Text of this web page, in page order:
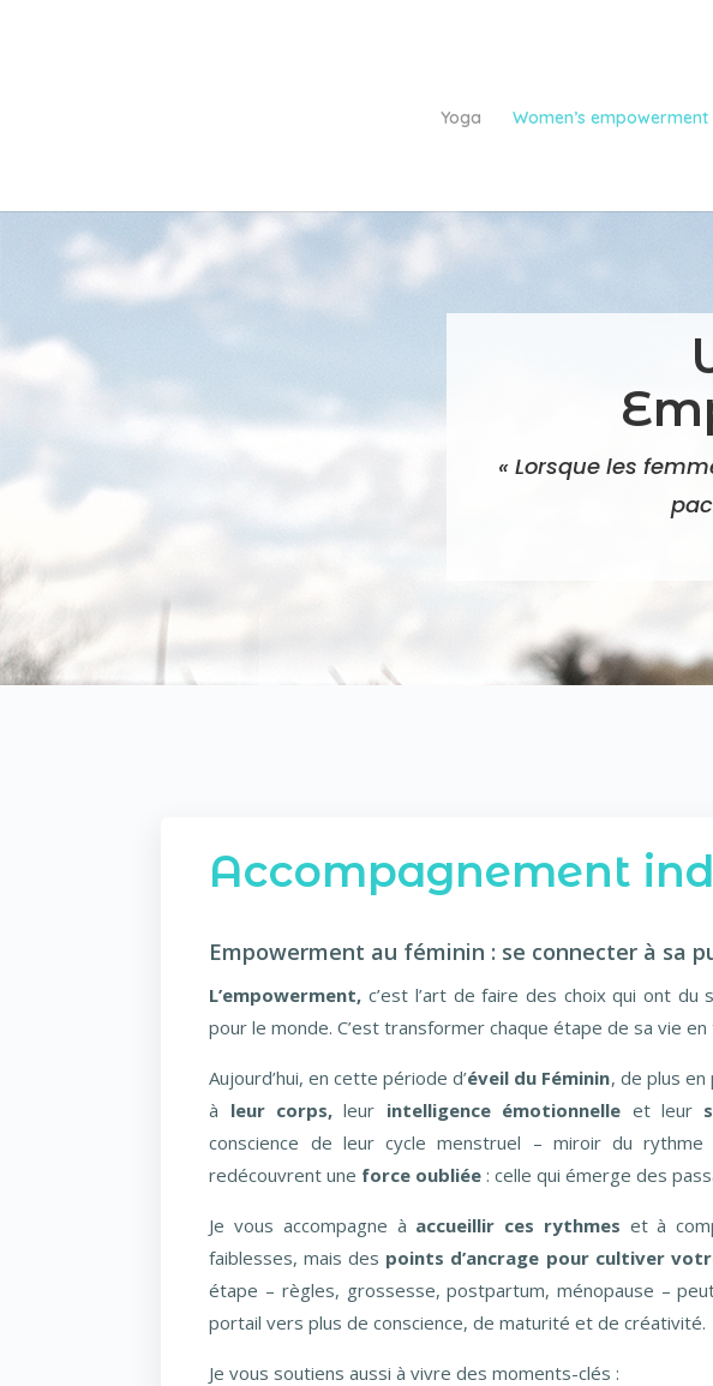
Yoga Women’s empowerment
« Lorsque les
Accompagnement
Empowerment au féminin : se connecter à sa
L’empowerment, c’est l’art de faire des choix qui ont
pour le monde. C’est transformer chaque étape de sa vie en
Aujourd’hui, en cette période d’éveil du Féminin, de plus
à leur corps, leur intelligence émotionnelle et leur
conscience de leur cycle menstruel – miroir du
redécouvrent une force oubliée : celle qui émerge des
Je vous accompagne à accueillir ces rythmes et à
faiblesses, mais des points d’ancrage pour cultiver
étape – règles, grossesse, postpartum, ménopause –
portail vers plus de conscience, de maturité et de créativité.
Je vous soutiens aussi à vivre des moments-clés :